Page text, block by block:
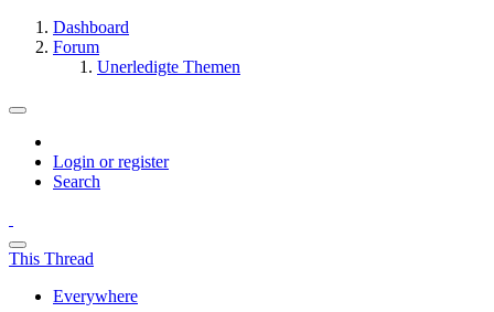
Dashboard
Forum
Unerledigte Themen
Login or register
Search
This Thread
Everywhere